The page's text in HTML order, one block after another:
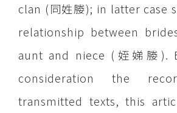
clan (同姓媵); in latter case
relationship between
aunt and niece (姪娣媵).
consideration the
transmitted texts, this